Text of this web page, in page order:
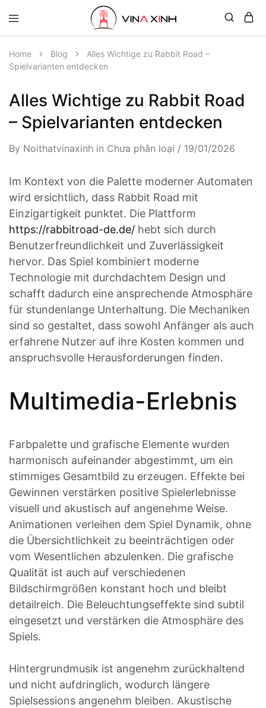
Home Blog
Alles Wichtige zu Rabbit Road –
Spielvarianten entdecken
Alles Wichtige zu Rabbit Road
– Spielvarianten entdecken
By Noithatvinaxinh in Chưa phân loại 19/01/2026
Im Kontext von die Palette moderner Automaten
wird ersichtlich, dass Rabbit Road mit
Einzigartigkeit punktet. Die Plattform
https://rabbitroad-de.de/ hebt sich durch
Benutzerfreundlichkeit und Zuverlässigkeit
hervor. Das Spiel kombiniert moderne
Technologie mit durchdachtem Design und
schafft dadurch eine ansprechende Atmosphäre
für stundenlange Unterhaltung. Die Mechaniken
sind so gestaltet, dass sowohl Anfänger als auch
erfahrene Nutzer auf ihre Kosten kommen und
anspruchsvolle Herausforderungen finden.
Multimedia-Erlebnis
Farbpalette und grafische Elemente wurden
harmonisch aufeinander abgestimmt, um ein
stimmiges Gesamtbild zu erzeugen. Effekte bei
Gewinnen verstärken positive Spielerlebnisse
visuell und akustisch auf angenehme Weise.
Animationen verleihen dem Spiel Dynamik, ohne
die Übersichtlichkeit zu beeinträchtigen oder
vom Wesentlichen abzulenken. Die grafische
Qualität ist auch auf verschiedenen
Bildschirmgrößen konstant hoch und bleibt
detailreich. Die Beleuchtungseffekte sind subtil
eingesetzt und verstärken die Atmosphäre des
Spiels.
Hintergrundmusik ist angenehm zurückhaltend
und nicht aufdringlich, wodurch längere
Spielsessions angenehm bleiben. Akustische